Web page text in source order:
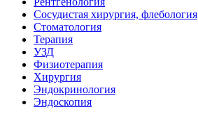
Сосудистая хирургия, флебология
Стоматология
Терапия
УЗД
Физиотерапия
Хирургия
Эндокринология
Эндоскопия